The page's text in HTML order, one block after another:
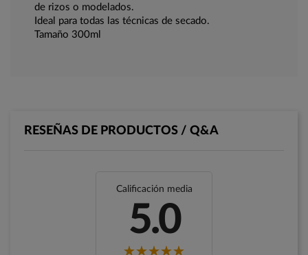
de rizos o modelados.
Ideal para todas las técnicas de secado.
Tamaño 300ml
RESEÑAS DE PRODUCTOS / Q&A
Calificación media
5.0